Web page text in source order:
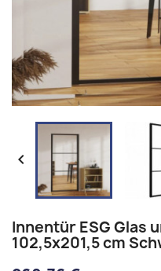

Innentür ESG Glas
102,5x201,5 cm